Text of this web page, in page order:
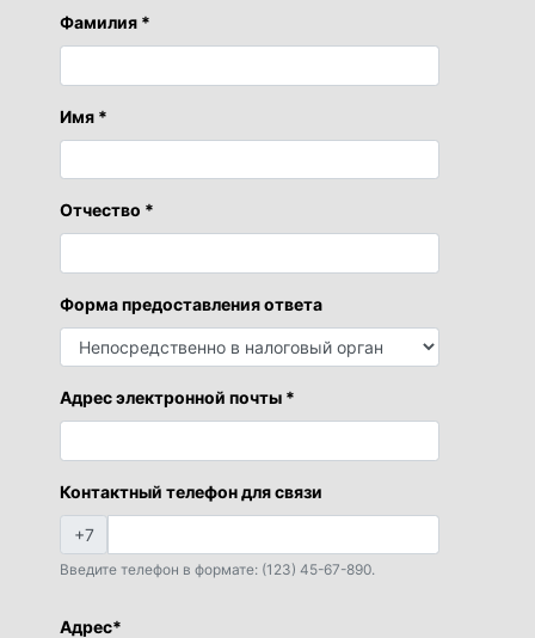
Фамилия *
Имя *
Отчество *
Форма предоставления ответа
Адрес электронной почты *
Контактный телефон для связи
+7
Введите телефон в формате: (123) 45-67-890.
Адрес*